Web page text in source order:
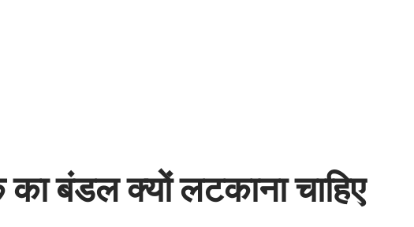
बंडल क्यों लटकाना चाहिए